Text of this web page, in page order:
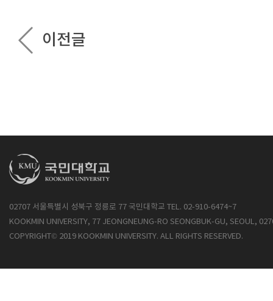
이전글
02707 서울특별시 성북구 정릉로 77 국민대학교 TEL. 02-910-6474~7
KOOKMIN UNIVERSITY, 77 JEONGNEUNG-RO SEONGBUK-GU, SEOUL,
COPYRIGHT© 2019 KOOKMIN UNIVERSITY. ALL RIGHTS RESERVED.